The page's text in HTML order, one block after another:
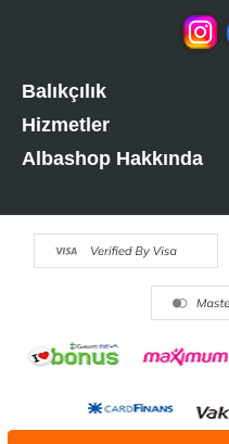
Balıkçılık
Hizmetler
Albashop Hakkında